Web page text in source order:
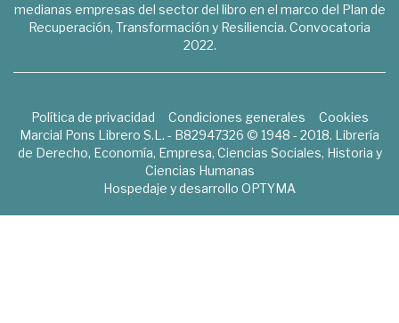
medianas empresas del sector del libro en el marco del Plan de
Recuperación, Transformación y Resiliencia. Convocatoria
2022.
Política de privacidad Condiciones generales
Cookies
Marcial Pons Librero S.L. - B82947326 © 1948 - 2018. Librería
de Derecho, Economía, Empresa, Ciencias Sociales, Historia y
Ciencias Humanas
Hospedaje y desarrollo OPTYMA